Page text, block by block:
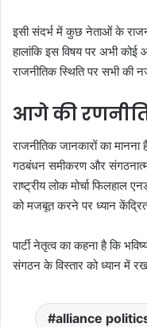
इसी संदर्भ में कुछ नेताओं के
हालांकि इस विषय पर अभी कोई
राजनीतिक स्थिति पर सभी की
आगे की
राजनीतिक जानकारों का मानना
गठबंधन समीकरण और संगठनात्मक
राष्ट्रीय लोक मोर्चा फिलहाल
को मजबूत करने पर ध्यान
पार्टी नेतृत्व का कहना है कि
संगठन के विस्तार को ध्यान में
alliance